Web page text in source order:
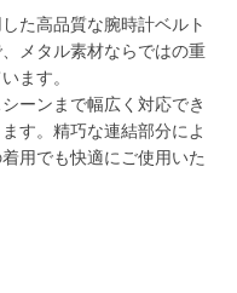
た高品質な腕時計ベルト
メタル素材ならではの重
ます。
ーンまで幅広く対応でき
す。精巧な連結部分によ
用でも快適にご使用いた